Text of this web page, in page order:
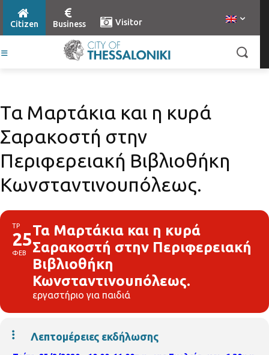
Citizen Business Visitor
Τα Μαρτάκια και η κυρά
Σαρακοστή στην
Περιφερειακή Βιβλιοθήκη
Κωνσταντινουπόλεως.
ΤΡ
25
ΦΕΒ
Τα Μαρτάκια και η κυρά
Σαρακοστή στην Περιφερειακή
Βιβλιοθήκη
Κωνσταντινουπόλεως.
εργαστήριο για παιδιά
Λεπτομέρειες εκδήλωσης